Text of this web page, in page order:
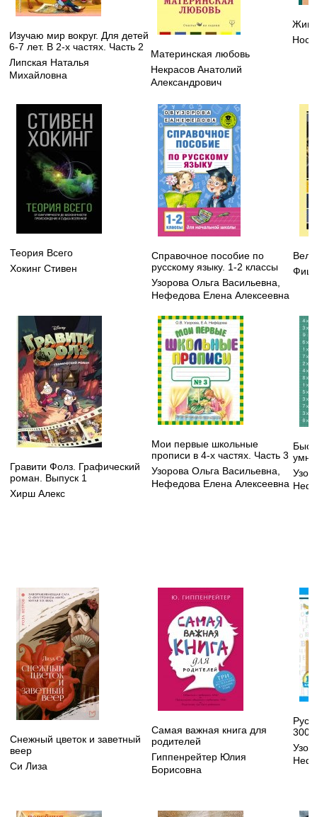
Изучаю мир вокруг. Для детей
6-7 лет. В 2-х частях. Часть 2
Липская Наталья
Михайловна
Материнская любовь
Некрасов Анатолий
Александрович
Теория Всего
Хокинг Стивен
Справочное пособие по
русскому языку. 1-2 классы
Узорова Ольга Васильевна,
Нефедова Елена Алексеевна
Гравити Фолз. Графический
роман. Выпуск 1
Хирш Алекс
Мои первые школьные
прописи в 4-х частях. Часть 3
Узорова Ольга Васильевна,
Нефедова Елена Алексеевна
Снежный цветок и заветный
веер
Си Лиза
Самая важная книга для
родителей
Гиппенрейтер Юлия
Борисовна